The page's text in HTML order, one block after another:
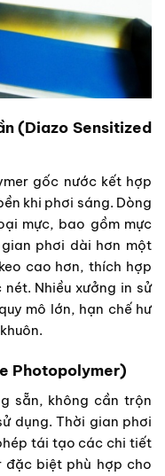
(Diazo Sensitized
gốc nước kết hợp
khi phơi sáng. Dòng
mực, bao gồm mực
phơi dài hơn một
cao hơn, thích hợp
Nhiều xưởng in sử
mô lớn, hạn chế hư
Photopolymer)
sẵn, không cần trộn
dụng. Thời gian phơi
tái tạo các chi tiết
đặc biệt phù hợp cho